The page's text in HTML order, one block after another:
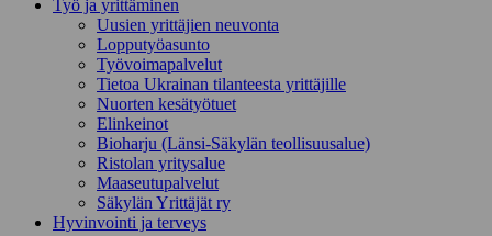
Työ ja yrittä­minen
Uusien yrittäjien neuvonta
Lopputyöasunto
Työvoimapalvelut
Tietoa Ukrainan tilanteesta yrittäjille
Nuorten kesätyötuet
Elinkeinot
Bioharju (Länsi-Säkylän teollisuusalue)
Ristolan yritysalue
Maaseutupalvelut
Säkylän Yrittäjät ry
Hyvinvointi ja terveys